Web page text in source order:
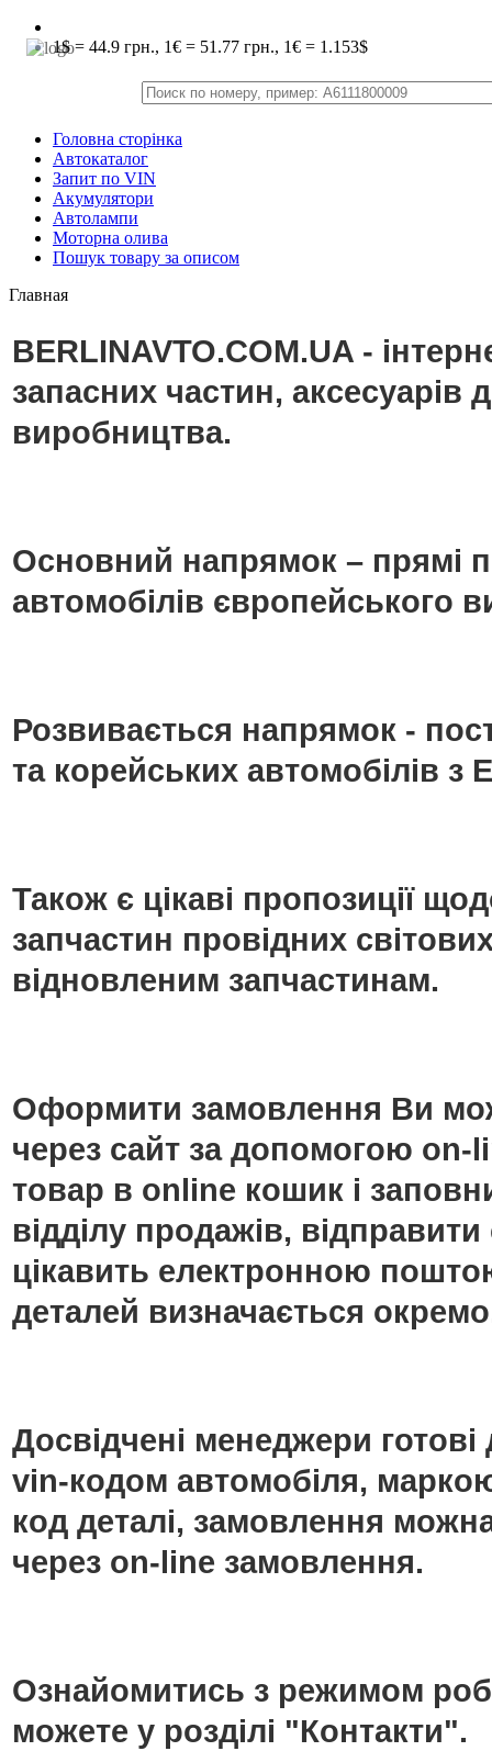
1$ = 44.9 грн., 1€ = 51.77 грн., 1€ = 1.153$
Головна сторінка
Автокаталог
Запит по VIN
Акумулятори
Автолампи
Моторна олива
Пошук товару за описом
Главная
BERLINAVTO.COM.UA -
запасних частин, аксесуарів
виробництва.
Основний напрямок – прямі
автомобілів європейського
Розвивається напрямок -
та корейських автомобілів з
Також є цікаві пропозиції
запчастин провідних
відновленим запчастинам.
Оформити замовлення Ви
через сайт за допомогою
товар в online кошик і
відділу продажів,
цікавить електронною
деталей визначається
Досвідчені менеджери
vin-кодом автомобіля,
код деталі, замовлення
через on-line замовлення.
Ознайомитись з режимом
можете у розділі "Контакти".